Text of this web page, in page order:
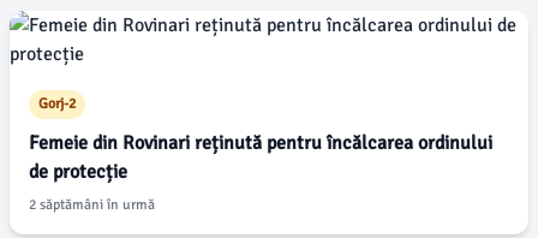
Gorj-2
Femeie din Rovinari reținută pentru încălcarea ordinului
de protecție
2 săptămâni în urmă